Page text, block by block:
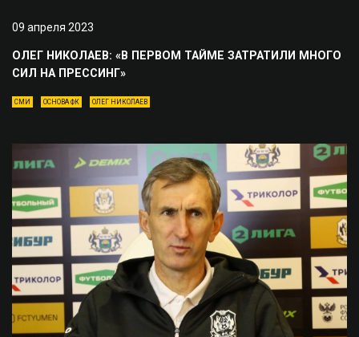
09 апреля 2023
ОЛЕГ НИКОЛАЕВ: «В ПЕРВОМ ТАЙМЕ ЗАТРАТИЛИ МНОГО
СИЛ НА ПРЕССИНГ»
СМИ ОСНОВА ФК ОЛЕГ НИКОЛАЕВ